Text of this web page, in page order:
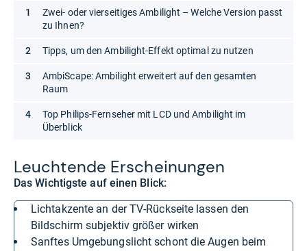
Leuch­tende Erschei­nun­gen
Das Wichtigste auf einen Blick:
Lichtakzente an der TV-Rückseite lassen den
Bildschirm subjektiv größer wirken
Sanftes Umgebungslicht schont die Augen beim
Zwei- oder vierseitiges Ambilight – Welche Version passt
zu Ihnen?
Tipps, um den Ambilight-Effekt optimal zu nutzen
AmbiScape: Ambilight erweitert auf den gesamten
Raum
Top Philips-Fernseher mit LCD und Ambilight im
Überblick